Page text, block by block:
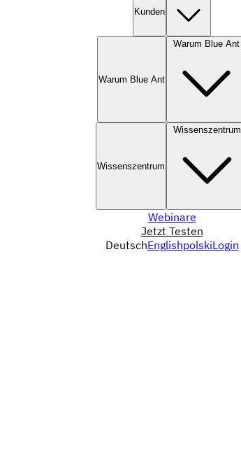
Kunden
Warum Blue Ant
Warum Blue Ant
Wissenszentrum
Wissenszentrum
Webinare
Jetzt Testen
DeutschEnglishpolskiLogin